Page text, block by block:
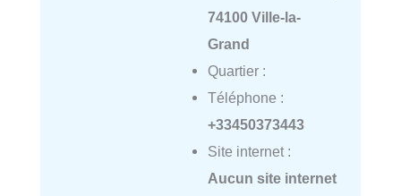
74100 Ville-la-
Grand
Quartier :
Téléphone :
+33450373443
Site internet :
Aucun site internet